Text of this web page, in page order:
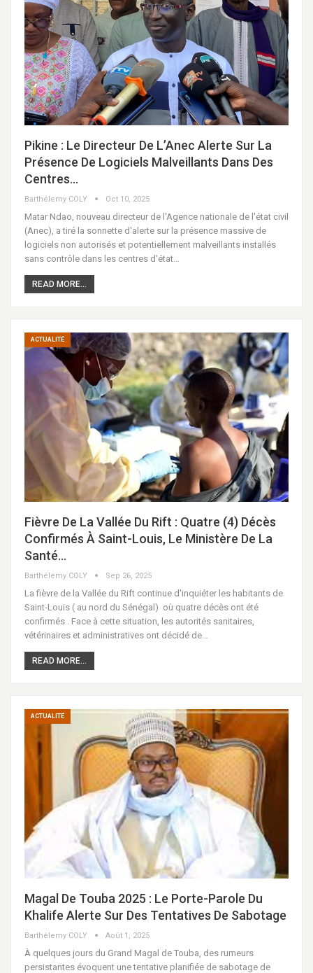
Pikine : Le Directeur De L’Anec Alerte Sur La
Présence De Logiciels Malveillants Dans Des
Centres…
Barthélemy COLY Oct 10, 2025
Matar Ndao, nouveau directeur de l'Agence nationale de l'état civil
(Anec), a tiré la sonnette d'alerte sur la présence massive de
logiciels non autorisés et potentiellement malveillants installés
sans contrôle dans les centres d'état…
READ MORE...
ACTUALITÉ
Fièvre De La Vallée Du Rift : Quatre (4) Décès
Confirmés À Saint-Louis, Le Ministère De La
Santé…
Barthélemy COLY Sep 26, 2025
La fièvre de la Vallée du Rift continue d'inquiéter les habitants de
Saint-Louis ( au nord du Sénégal) où quatre décès ont été
confirmés . Face à cette situation, les autorités sanitaires,
vétérinaires et administratives ont décidé de…
READ MORE...
ACTUALITÉ
Magal De Touba 2025 : Le Porte-Parole Du
Khalife Alerte Sur Des Tentatives De Sabotage
Barthélemy COLY Août 1, 2025
À quelques jours du Grand Magal de Touba, des rumeurs
persistantes évoquent une tentative planifiée de sabotage de